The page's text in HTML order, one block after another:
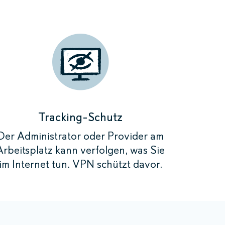
anonymisiert
anonymisiert
anonymisiert
anonymisiert
Tracking-Schutz
Administrator oder Provider am
kann verfolgen, was Sie
im Internet tun. VPN schützt davor.